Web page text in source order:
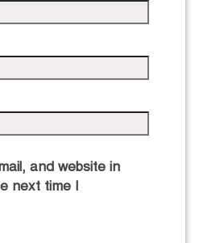
and website in
next time I